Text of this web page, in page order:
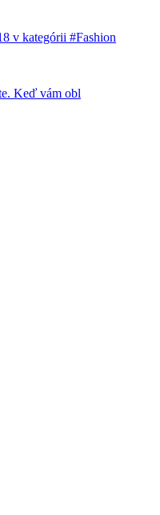
v kategórii #Fashion
Keď vám obl